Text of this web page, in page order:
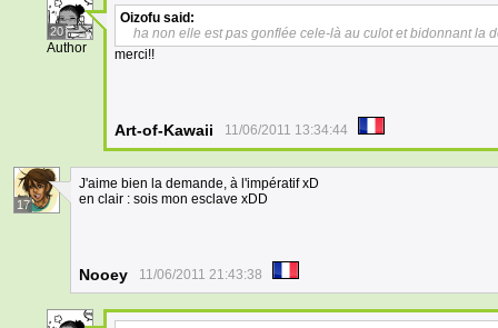
20
Author
Oizofu said:
ha non elle est pas gonflée cele-là au culot et bidonnant la
merci!!
Art-of-Kawaii 11/06/2011 13:34:44
17
J'aime bien la demande, à l'impératif xD
en clair : sois mon esclave xDD
Nooey 11/06/2011 21:43:38